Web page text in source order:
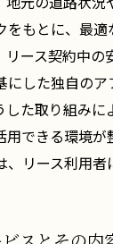
をもとに、最
ース契約中の
にした独自の
た取り組みに
できる環境が
リース利用者